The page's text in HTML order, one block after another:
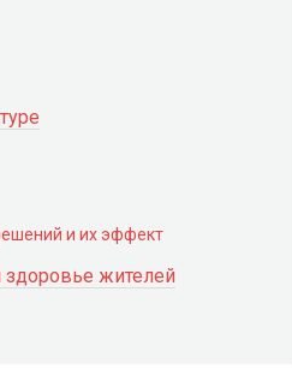
и их эффект
здоровье жителей